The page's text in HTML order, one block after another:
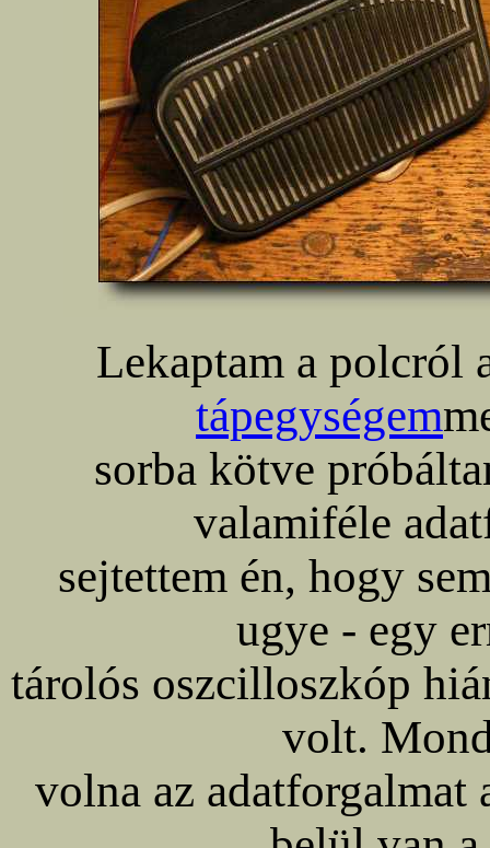
Lekaptam a polcról
tápegységem
sorba kötve
valamiféle
sejtettem én, hogy
ugye - egy
tárolós oszcilloszkóp
volt.
volna az adatforgalmat